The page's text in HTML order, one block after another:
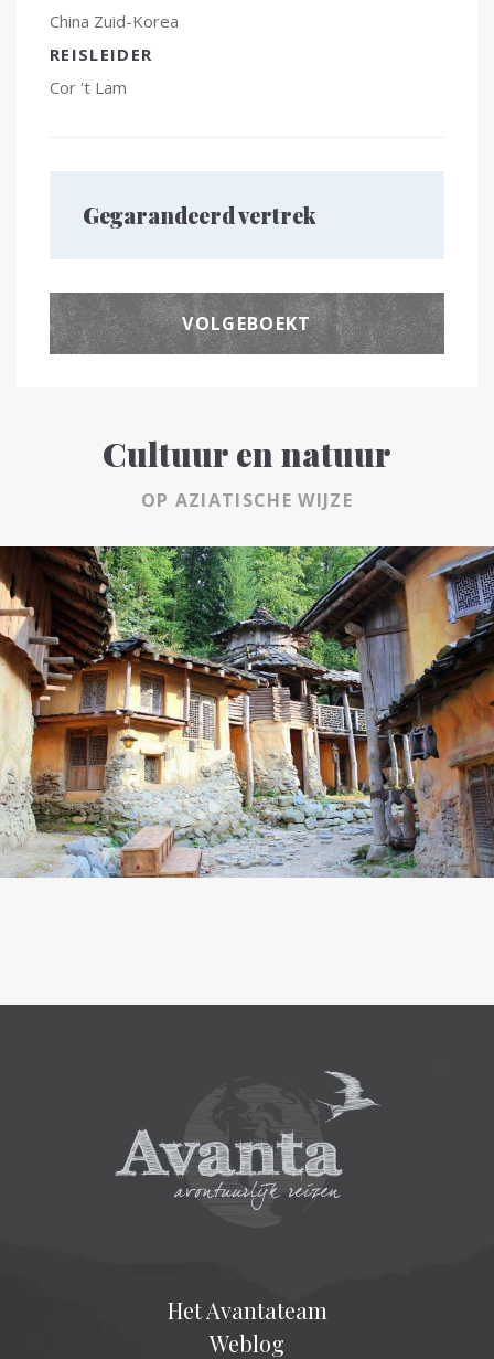
China Zuid-Korea
REISLEIDER
Cor 't Lam
Gegarandeerd vertrek
VOLGEBOEKT
Cultuur en natuur
OP AZIATISCHE WIJZE
Het Avantateam
Weblog